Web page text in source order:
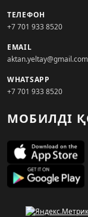
ТЕЛЕФОН
+7 701 933 8520
EMAIL
aktan.yeltay@gmail.com
WHATSAPP
+7 701 933 8520
МОБИЛДІ